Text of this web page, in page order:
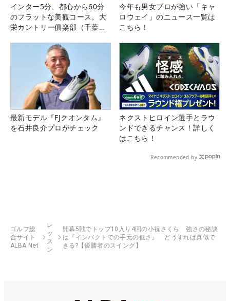
インター5分、都心から60分
のフラットな美観コース。大
栄カントリー俱楽部（千葉
今年も男女プロが強い「キャ
ロウェイ」のニュース一覧は
こちら！
最新モデル『FJクオンタム』
を石井良介プロがチェック
ネクストヒロイン選手とラウ
ンドできるチャンス！詳しく
はこちら！
Recommended by
ゴルフ総
合サイト
ALBA Net
レ
ッ
ス
ン
開幕5戦でトップ10入り4回の小祝さくら 強さの秘訣
は『インパクトでの手元の低さ』 どうすれば真似で
きる?【優勝者のスイング】